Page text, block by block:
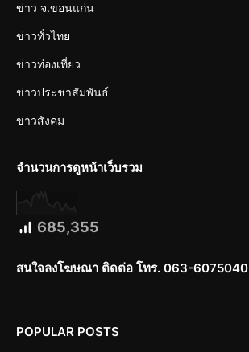
ข่าว จ.ขอนแก่น
ข่าวทั่วไทย
ข่าวท่องเที่ยว
ข่าวประชาสัมพันธ์
ข่าวสังคม
จำนวนการดูหน้าเว็บรวม
685,355
สนใจลงโฆษณา ติดต่อ โทร. 063-6075040
POPULAR POSTS